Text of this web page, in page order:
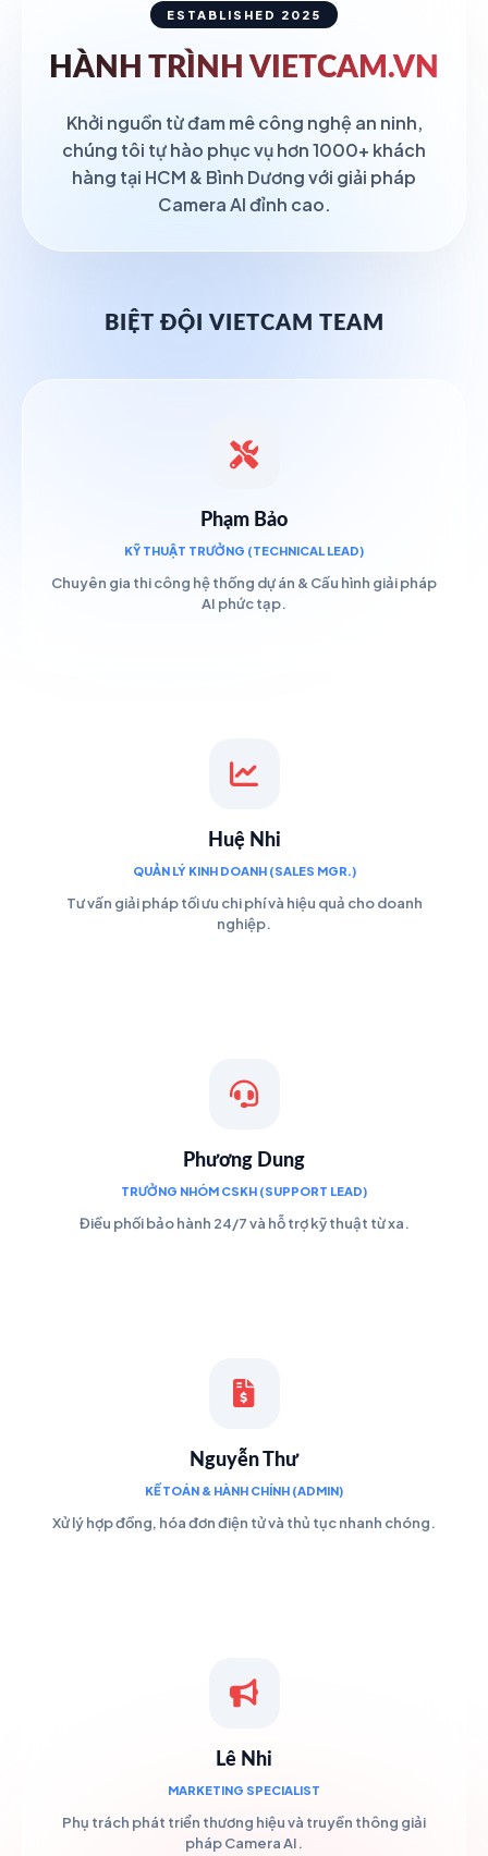
ESTABLISHED 2025
HÀNH TRÌNH VIETCAM.VN
Khởi nguồn từ đam mê công nghệ an ninh,
chúng tôi tự hào phục vụ hơn 1000+ khách
hàng tại HCM & Bình Dương với giải pháp
Camera AI đỉnh cao.
BIỆT ĐỘI VIETCAM TEAM
Phạm Bảo
KỸ THUẬT TRƯỞNG (TECHNICAL LEAD)
Chuyên gia thi công hệ thống dự án & Cấu hình giải pháp
AI phức tạp.
Huệ Nhi
QUẢN LÝ KINH DOANH (SALES MGR.)
Tư vấn giải pháp tối ưu chi phí và hiệu quả cho doanh
nghiệp.
Phương Dung
TRƯỞNG NHÓM CSKH (SUPPORT LEAD)
Điều phối bảo hành 24/7 và hỗ trợ kỹ thuật từ xa.
Nguyễn Thư
KẾ TOÁN & HÀNH CHÍNH (ADMIN)
Xử lý hợp đồng, hóa đơn điện tử và thủ tục nhanh chóng.
Lê Nhi
MARKETING SPECIALIST
Phụ trách phát triển thương hiệu và truyền thông giải
pháp Camera AI.